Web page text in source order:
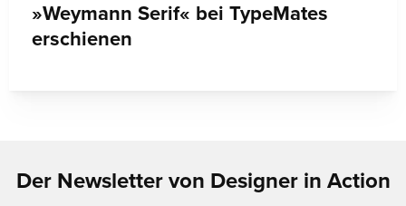
»Weymann Serif« bei TypeMates
erschienen
Der Newsletter von Designer in Action